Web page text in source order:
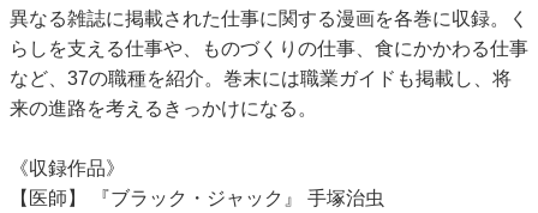
異なる雑誌に掲載された仕事に関する漫画を各巻に収録。く
らしを支える仕事や、ものづくりの仕事、食にかかわる仕事
など、37の職種を紹介。巻末には職業ガイドも掲載し、将
来の進路を考えるきっかけになる。
《収録作品》
【医師】 『ブラック・ジャック』 手塚治虫